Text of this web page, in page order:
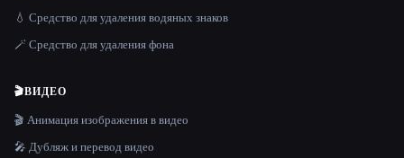
💧 Средство для удаления водяных знаков
🪄 Средство для удаления фона
🎬ВИДЕО
🎬 Анимация изображения в видео
🎤 Дубляж и перевод видео